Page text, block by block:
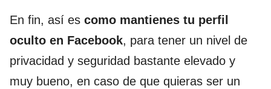
En fin, así es como mantienes tu perfil
oculto en Facebook, para tener un nivel de
privacidad y seguridad bastante elevado y
muy bueno, en caso de que quieras ser un